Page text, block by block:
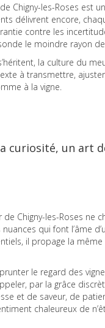
Chigny-les-Roses est
délivrent encore,
contre les
le moindre rayon
la culture du
à transmettre,
à la vigne.
curiosité, un art
Chigny-les-Roses ne
qui font l’âme
il propage la même
le regard des
par la grâce
et de saveur, de
chaleureux de